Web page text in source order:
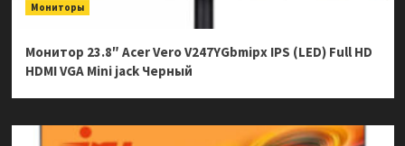
Мониторы
Монитор 23.8″ Acer Vero V247YGbmipx IPS (LED) Full HD
HDMI VGA Mini jack Черный